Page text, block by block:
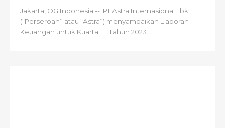
Jakarta, OG Indonesia -- PT Astra Internasional Tbk
(“Perseroan” atau “Astra”) menyampaikan L aporan
Keuangan untuk Kuartal III Tahun 2023....